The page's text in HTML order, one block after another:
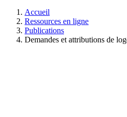
Accueil
Ressources en ligne
Publications
Demandes et attributions de